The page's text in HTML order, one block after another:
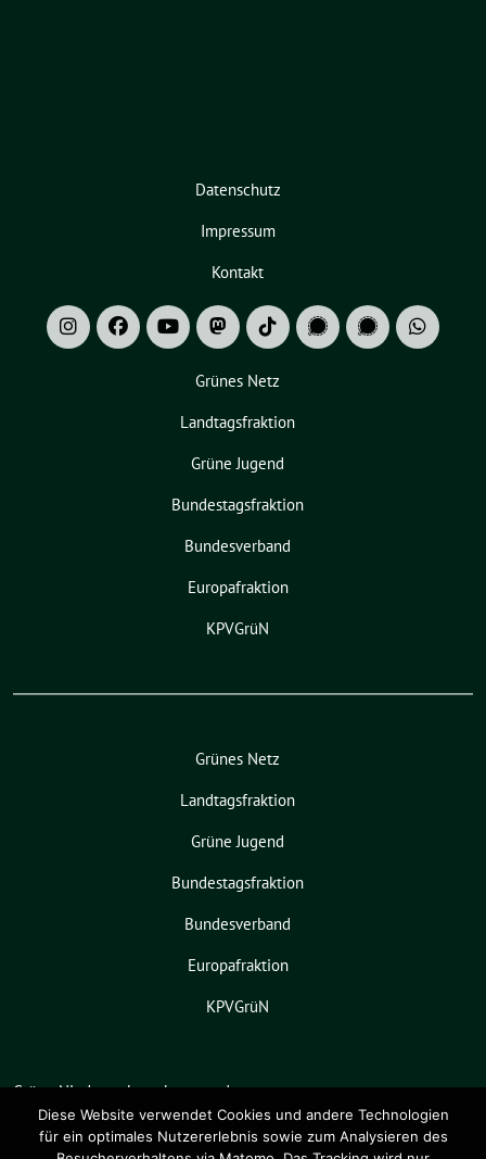
Datenschutz
Impressum
Kontakt
Grünes Netz
Landtagsfraktion
Grüne Jugend
Bundestagsfraktion
Bundesverband
Europafraktion
KPVGrüN
Grünes Netz
Landtagsfraktion
Grüne Jugend
Bundestagsfraktion
Bundesverband
Europafraktion
KPVGrüN
Grüne Niedersachsen benutzt das
freie grüne Themesunflower ‐ ein
Angebot derverdigado eG.
Diese Website verwendet Cookies und andere Technologien
für ein optimales Nutzererlebnis sowie zum Analysieren des